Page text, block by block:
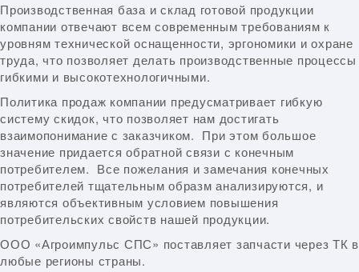
Производственная база и склад готовой продукции
компании отвечают всем современным требованиям к
уровням технической оснащенности, эргономики и охране
труда, что позволяет делать производственные процессы
гибкими и высокотехнологичными.
Политика продаж компании предусматривает гибкую
систему скидок, что позволяет нам достигать
взаимопонимание с заказчиком. При этом большое
значение придается обратной связи с конечным
потребителем. Все пожелания и замечания конечных
потребителей тщательным образм анализируются, и
являются объективным условием повышения
потребительских свойств нашей продукции.
ООО «Агроимпульс СПС» поставляет запчасти через ТК в
любые регионы страны.